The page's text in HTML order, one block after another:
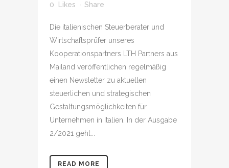
0
Likes Share
Die italienischen Steuerberater und
Wirtschaftsprüfer unseres
Kooperationspartners LTH Partners aus
Mailand veröffentlichen regelmäßig
einen Newsletter zu aktuellen
steuerlichen und strategischen
Gestaltungsmöglichkeiten für
Unternehmen in Italien. In der Ausgabe
2/2021 geht...
READ MORE